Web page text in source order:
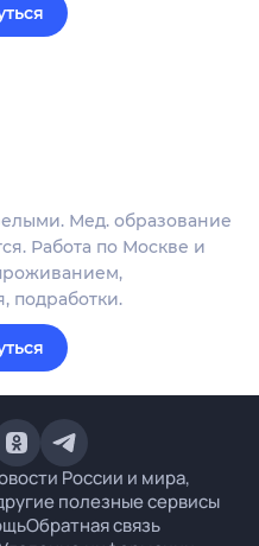
Мед. образование
Работа по Москве и
подработки.
России и мира,
полезные сервисы
Обратная связь